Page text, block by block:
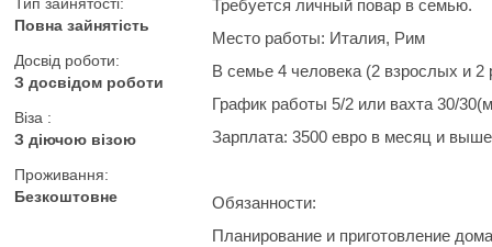
Повна зайнятість
Досвід роботи:
З досвідом роботи
Віза :
З діючою візою
Проживання:
Безкоштовне
Требуется личный повар в семью.
Место работы: Италия, Рим
В семье 4 человека (2 взрослых и 2
График работы 5/2 или вахта 30/
Зарплата: 3500 евро в месяц и
Обязанности:
Планирование и приготовление